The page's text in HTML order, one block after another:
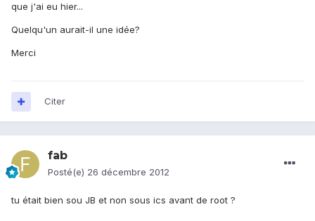
que j'ai eu hier...
Quelqu'un aurait-il une idée?
Merci
Citer
fab
Posté(e) 26 décembre 2012
tu était bien sou JB et non sous ics avant de root ?